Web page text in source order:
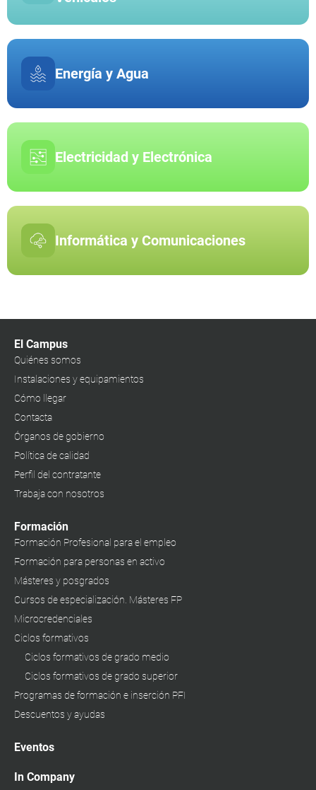
Energía y Agua
Electricidad y Electrónica
Informática y Comunicaciones
El Campus
Quiénes somos
Instalaciones y equipamientos
Cómo llegar
Contacta
Órganos de gobierno
Política de calidad
Perfil del contratante
Trabaja con nosotros
Formación
Formación Profesional para el empleo
Formación para personas en activo
Másteres y posgrados
Cursos de especialización. Másteres FP
Microcredenciales
Ciclos formativos
Ciclos formativos de grado medio
Ciclos formativos de grado superior
Programas de formación e inserción PFI
Descuentos y ayudas
Eventos
In Company